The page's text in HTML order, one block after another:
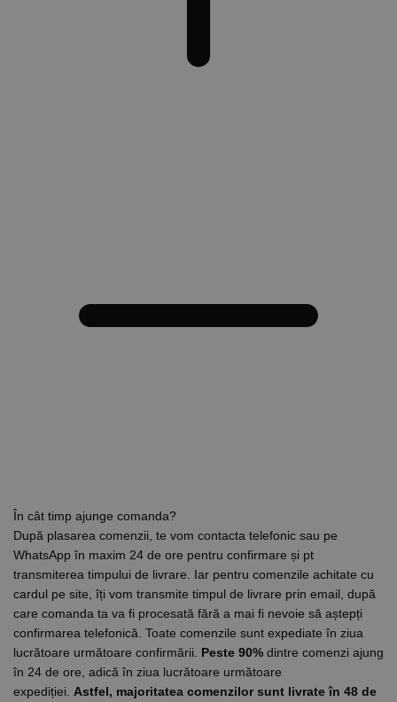
În cât timp ajunge comanda?
După plasarea comenzii, te vom contacta telefonic sau pe
WhatsApp în maxim 24 de ore pentru confirmare și pt
transmiterea timpului de livrare. Iar pentru comenzile achitate cu
cardul pe site, îți vom transmite timpul de livrare prin email, după
care comanda ta va fi procesată fără a mai fi nevoie să aștepți
confirmarea telefonică. Toate comenzile sunt expediate în ziua
lucrătoare următoare confirmării. Peste 90% dintre comenzi ajung
în 24 de ore, adică în ziua lucrătoare următoare
expediției. Astfel, majoritatea comenzilor sunt livrate în 48 de